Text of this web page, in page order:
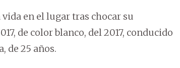
en el lugar tras chocar su
de color blanco, del 2017, conducido
de 25 años.